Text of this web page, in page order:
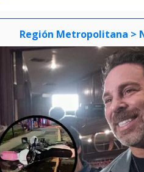
Región Metropolitana >